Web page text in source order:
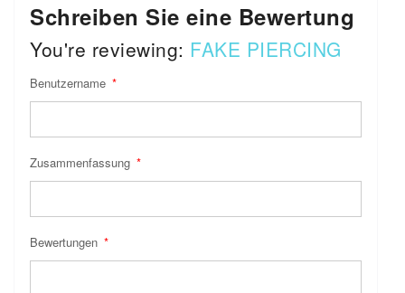
Schreiben Sie eine Bewertung
You're reviewing: FAKE PIERCING
Benutzername
Zusammenfassung
Bewertungen